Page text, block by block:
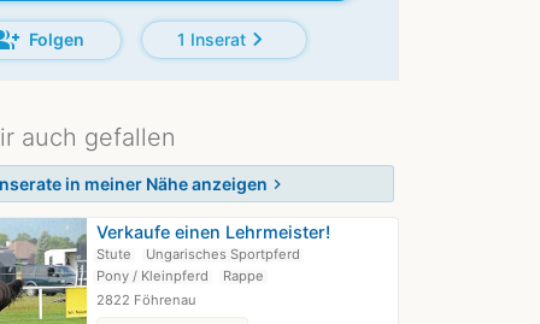
Folgen 1 Inseratchevron_right
auch gefallen
in meiner Nähe anzeigen chevron_right
Verkaufe einen Lehrmeister!
Stute
Ungarisches Sportpferd
Pony / Kleinpferd
Rappe
2822 Föhrenau